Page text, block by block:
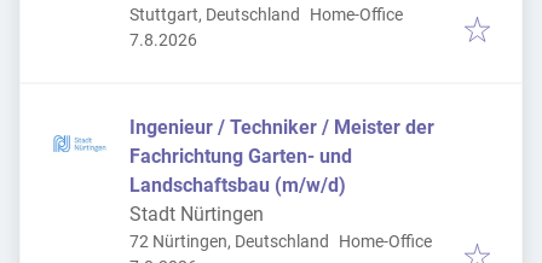
Stuttgart, Deutschland
Home-Office
Veröffentlicht
7.8.2026
Ingenieur / Techniker / Meister der
Fachrichtung Garten- und
Landschaftsbau (m/w/d)
Stadt Nürtingen
72 Nürtingen, Deutschland
Home-Office